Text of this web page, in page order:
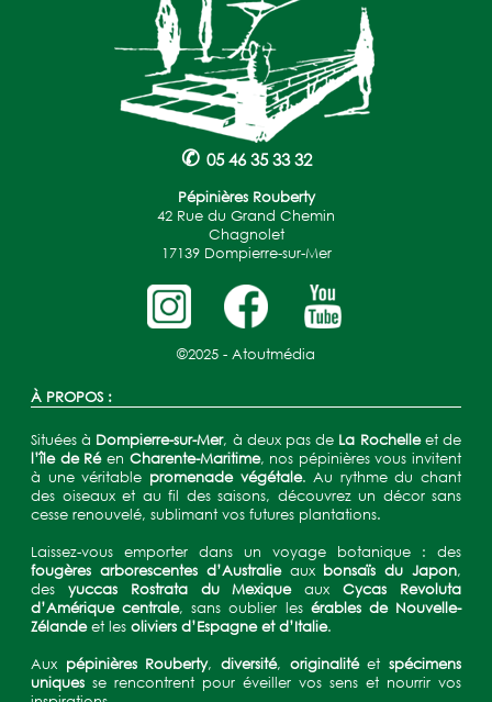
✆ 05 46 35 33 32
Pépinières Rouberty
42 Rue du Grand Chemin
Chagnolet
17139 Dompierre-sur-Mer
©2025 - Atoutmédia
À PROPOS :
Situées à Dompierre-sur-Mer, à deux pas de La Rochelleet de
l’île de Réen Charente-Maritime, nos pépinières vous invitent
à une véritable promenade végétale. Au rythme du chant
des oiseaux et au fil des saisons, découvrez un décor sans
cesse renouvelé, sublimant vos futures plantations.
Laissez-vous emporter dans un voyage botanique : des
fougères arborescentes d’Australieaux bonsaïs du Japon,
des yuccas Rostrata du MexiqueauxCycas Revoluta
d’Amérique centrale, sans oublier les érables de Nouvelle-
Zélandeet les oliviers d’Espagne et d’Italie.
Aux pépinières Rouberty,diversité, originalitéetspécimens
uniques se rencontrent pour éveiller vos sens et nourrir vos